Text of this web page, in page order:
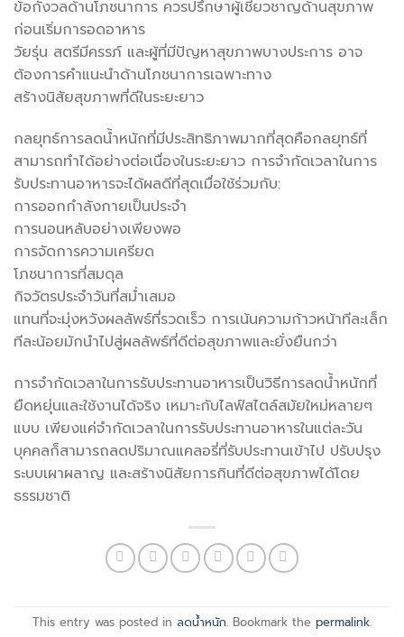
ข้อกังวลด้านโภชนาการ ควรปรึกษาผู้เชี่ยวชาญด้านสุขภาพ
ก่อนเริ่มการอดอาหาร
วัยรุ่น สตรีมีครรภ์ และผู้ที่มีปัญหาสุขภาพบางประการ อาจ
ต้องการคำแนะนำด้านโภชนาการเฉพาะทาง
สร้างนิสัยสุขภาพที่ดีในระยะยาว
กลยุทธ์การลดน้ำหนักที่มีประสิทธิภาพมากที่สุดคือกลยุทธ์ที่
สามารถทำได้อย่างต่อเนื่องในระยะยาว การจำกัดเวลาในการ
รับประทานอาหารจะได้ผลดีที่สุดเมื่อใช้ร่วมกับ:
การออกกำลังกายเป็นประจำ
การนอนหลับอย่างเพียงพอ
การจัดการความเครียด
โภชนาการที่สมดุล
กิจวัตรประจำวันที่สม่ำเสมอ
แทนที่จะมุ่งหวังผลลัพธ์ที่รวดเร็ว การเน้นความก้าวหน้าทีละเล็ก
ทีละน้อยมักนำไปสู่ผลลัพธ์ที่ดีต่อสุขภาพและยั่งยืนกว่า
การจำกัดเวลาในการรับประทานอาหารเป็นวิธีการลดน้ำหนักที่
ยืดหยุ่นและใช้งานได้จริง เหมาะกับไลฟ์สไตล์สมัยใหม่หลายๆ
แบบ เพียงแค่จำกัดเวลาในการรับประทานอาหารในแต่ละวัน
บุคคลก็สามารถลดปริมาณแคลอรี่ที่รับประทานเข้าไป ปรับปรุง
ระบบเผาผลาญ และสร้างนิสัยการกินที่ดีต่อสุขภาพได้โดย
ธรรมชาติ
This entry was posted in ลดน้ำหนัก. Bookmark the permalink.